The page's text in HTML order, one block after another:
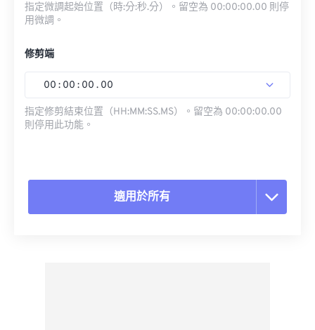
指定微調起始位置（時:分:秒.分）。留空為 00:00:00.00 則停
用微調。
修剪端
00 : 00 : 00 . 00
指定修剪結束位置（HH:MM:SS.MS）。留空為 00:00:00.00
則停用此功能。
適用於所有